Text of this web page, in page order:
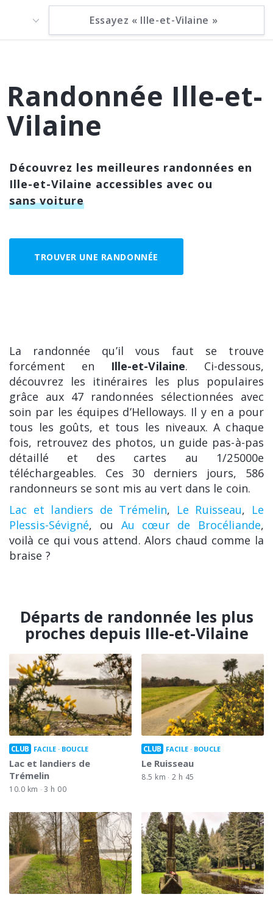
Randonnée Ille-et-
Vilaine
Découvrez les meilleures randonnées en
Ille-et-Vilaine accessibles avec ou
sans voiture
TROUVER UNE RANDONNÉE
La randonnée qu’il vous faut se trouve
forcément en Ille-et-Vilaine. Ci-dessous,
découvrez les itinéraires les plus populaires
grâce aux 47 randonnées sélectionnées avec
soin par les équipes d’Helloways. Il y en a pour
tous les goûts, et tous les niveaux. A chaque
fois, retrouvez des photos, un guide pas-à-pas
détaillé et des cartes au 1/25000e
téléchargeables. Ces 30 derniers jours, 586
randonneurs se sont mis au vert dans le coin.
Lac et landiers de Trémelin, Le Ruisseau, Le
Plessis-Sévigné, ou Au cœur de Brocéliande,
voilà ce qui vous attend. Alors chaud comme la
braise ?
Départs de randonnée les plus
proches depuis Ille-et-Vilaine
CLUB FACILE BOUCLE
Lac et landiers de
Trémelin
10.0 km 3 h 00
CLUB FACILE BOUCLE
Le Ruisseau
8.5 km 2 h 45